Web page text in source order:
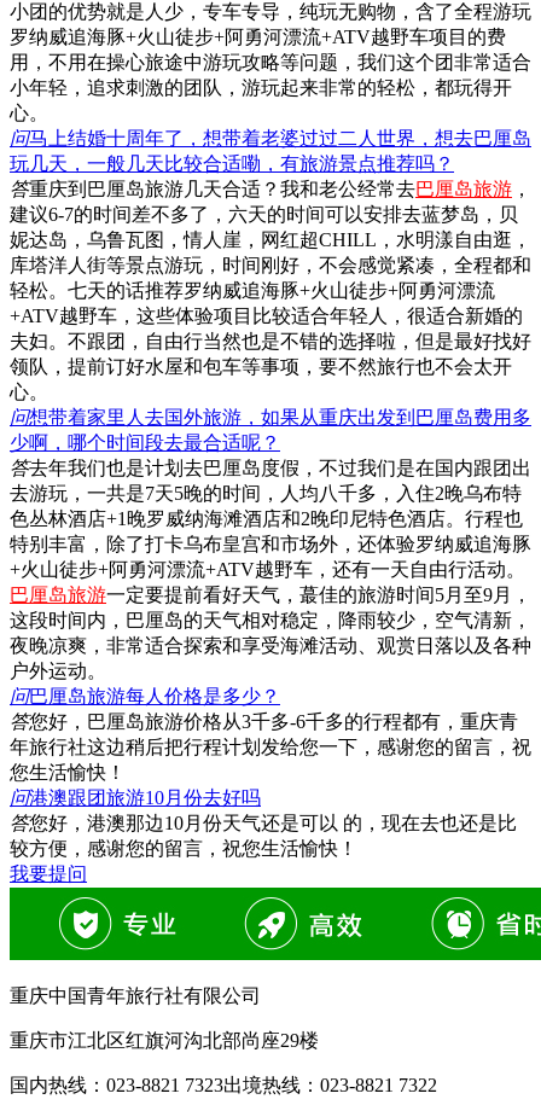
小团的优势就是人少，专车专导，纯玩无购物，含了全程游玩
罗纳威追海豚+火山徒步+阿勇河漂流+ATV越野车项目的费
用，不用在操心旅途中游玩攻略等问题，我们这个团非常适合
小年轻，追求刺激的团队，游玩起来非常的轻松，都玩得开
心。
问马上结婚十周年了，想带着老婆过过二人世界，想去巴厘岛
玩几天，一般几天比较合适嘞，有旅游景点推荐吗？
答重庆到巴厘岛旅游几天合适？我和老公经常去巴厘岛旅游 ，
建议6-7的时间差不多了，六天的时间可以安排去蓝梦岛，贝
妮达岛，乌鲁瓦图，情人崖，网红超CHILL，水明漾自由逛，
库塔洋人街等景点游玩，时间刚好，不会感觉紧凑，全程都和
轻松。七天的话推荐罗纳威追海豚+火山徒步+阿勇河漂流
+ATV越野车，这些体验项目比较适合年轻人，很适合新婚的
夫妇。不跟团，自由行当然也是不错的选择啦，但是最好找好
领队，提前订好水屋和包车等事项，要不然旅行也不会太开
心。
问想带着家里人去国外旅游，如果从重庆出发到巴厘岛费用多
少啊，哪个时间段去最合适呢？
答去年我们也是计划去巴厘岛度假，不过我们是在国内跟团出
去游玩，一共是7天5晚的时间，人均八千多，入住2晚乌布特
色丛林酒店+1晚罗威纳海滩酒店和2晚印尼特色酒店。行程也
特别丰富，除了打卡乌布皇宫和市场外，还体验罗纳威追海豚
+火山徒步+阿勇河漂流+ATV越野车，还有一天自由行活动。
巴厘岛旅游一定要提前看好天气，蕞佳的旅游时间5月至9月，
这段时间内，巴厘岛的天气相对稳定，降雨较少，空气清新，
夜晚凉爽，非常适合探索和享受海滩活动、观赏日落以及各种
户外运动。
问巴厘岛旅游每人价格是多少？
答您好，巴厘岛旅游价格从3千多-6千多的行程都有，重庆青
年旅行社这边稍后把行程计划发给您一下，感谢您的留言，祝
您生活愉快！
问港澳跟团旅游10月份去好吗
答您好，港澳那边10月份天气还是可以 的，现在去也还是比
较方便，感谢您的留言，祝您生活愉快！
我要提问
重庆中国青年旅行社有限公司
重庆市江北区红旗河沟北部尚座29楼
国内热线： 023-8821 7323出境热线： 023-8821 7322